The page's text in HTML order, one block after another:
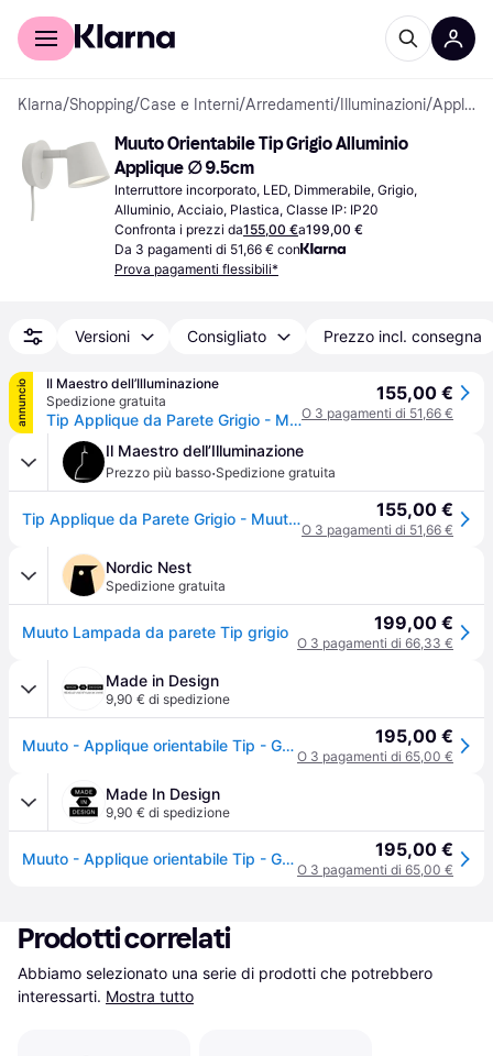
Per il tuo shopping
Klarna/Shopping/Case e Interni/Arredamenti/ Illuminazioni/ Applique
Muuto Orientabile Tip Grigio Alluminio
Applique ∅ 9.5cm
Interruttore incorporato, LED, Dimmerabile, Grigio,
Alluminio, Acciaio, Plastica, Classe IP: IP20
Confronta i prezzi da155,00 €a199,00 €
Da 3 pagamenti di 51,66 € con
Prova pagamenti flessibili*
Versioni Consigliato Prezzo incl. consegna
annuncio
Il Maestro dell’Illuminazione
Spedizione gratuita
Tip Applique da Parete Grigio - Muuto - Soggiorno - Alluminio
155,00 €
O 3 pagamenti di 51,66 €
Il Maestro dell’Illuminazione
Prezzo più basso·Spedizione gratuita
Tip Applique da Parete Grigio - Muuto - Soggiorno - Alluminio 155,00 €
O 3 pagamenti di 51,66 €
Nordic Nest
Spedizione gratuita
Muuto Lampada da parete Tip grigio 199,00 €
O 3 pagamenti di 66,33 €
Made in Design
9,90 € di spedizione
Muuto - Applique orientabile Tip - Grigio - Alluminio - Designer Jens Fager 195,00 €
O 3 pagamenti di 65,00 €
Made In Design
9,90 € di spedizione
Muuto - Applique orientabile Tip - Grigio - Alluminio - Designer Jens Fager 195,00 €
O 3 pagamenti di 65,00 €
Prodotti correlati
Abbiamo selezionato una serie di prodotti che potrebbero
interessarti. Mostra tutto